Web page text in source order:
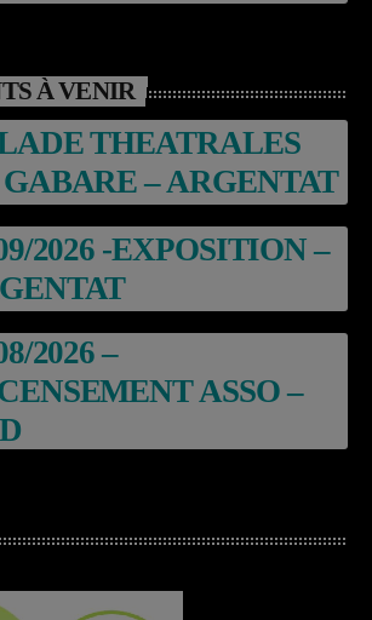
À VENIR
THEATRALES
– ARGENTAT
2026 -EXPOSITION –
2026 –
ASSO –